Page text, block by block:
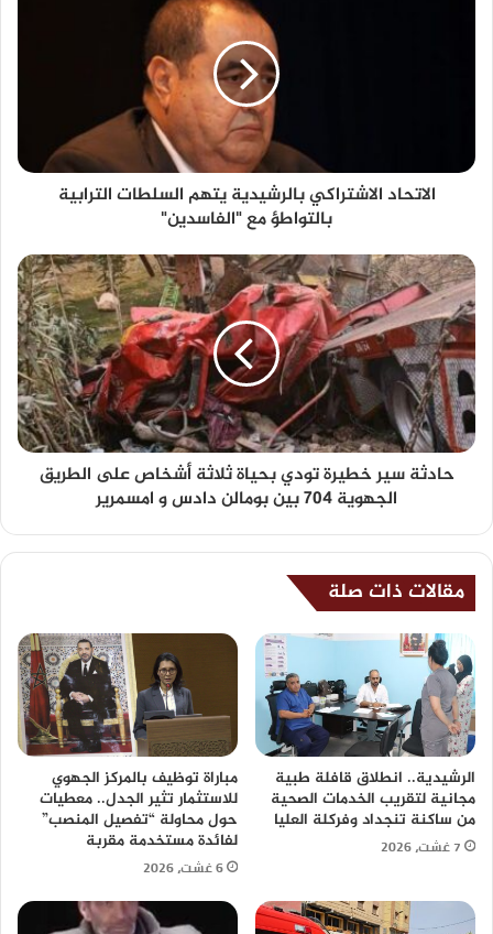
الاتحاد الاشتراكي بالرشيدية يتهم السلطات الترابية
بالتواطؤ مع "الفاسدين"
حادثة سير خطيرة تودي بحياة ثلاثة أشخاص على الطريق
الجهوية 704 بين بومالن دادس و امسمرير
مقالات ذات صلة
الرشيدية.. انطلاق قافلة طبية
مجانية لتقريب الخدمات الصحية
من ساكنة تنجداد وفركلة العليا
7 غشت، 2026
مباراة توظيف بالمركز الجهوي
للاستثمار تثير الجدل.. معطيات
حول محاولة “تفصيل المنصب”
لفائدة مستخدمة مقربة
6 غشت، 2026